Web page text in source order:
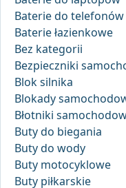
Baterie do telefonów
Baterie łazienkowe
Bez kategorii
Bezpieczniki
Blok silnika
Blokady
Błotniki
Buty do biegania
Buty do wody
Buty motocyklowe
Buty piłkarskie